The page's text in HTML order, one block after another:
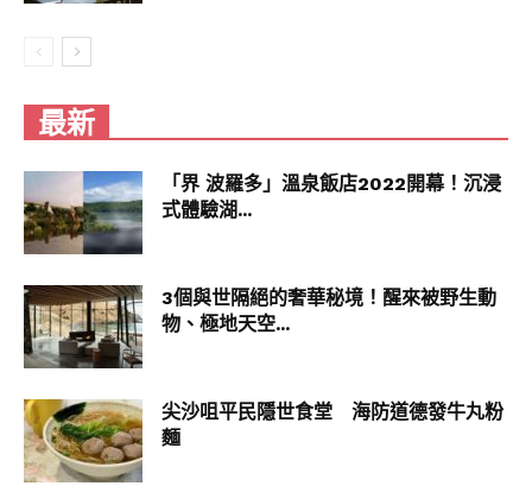
最新
「界 波羅多」溫泉飯店2022開幕！沉浸
式體驗湖...
3個與世隔絕的奢華秘境！醒來被野生動
物、極地天空...
尖沙咀平民隱世食堂 海防道德發牛丸粉
麵